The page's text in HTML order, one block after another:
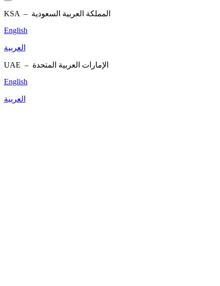
KSA – المملكة العربية السعودية
English
العربية
UAE – الإمارات العربية المتحدة
English
العربية